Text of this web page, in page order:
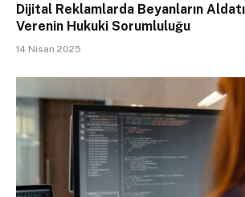
Dijital Reklamlarda Beyanların
Verenin Hukuki Sorumluluğu
14 Nisan 2025